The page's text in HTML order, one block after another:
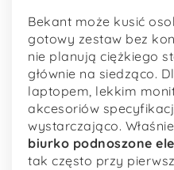
Bekant może kusić
gotowy zestaw bez
nie planują ciężkiego
głównie na siedząco.
laptopem, lekkim
akcesoriów
wystarczająco.
biurko podnoszone
tak często przy